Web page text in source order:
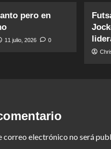
pero en
11 julio, 2026 0
correo electrónico no será